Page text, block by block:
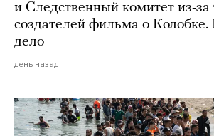
и Следственный комитет из-за
создателей фильма о Колобке.
дело
день назад